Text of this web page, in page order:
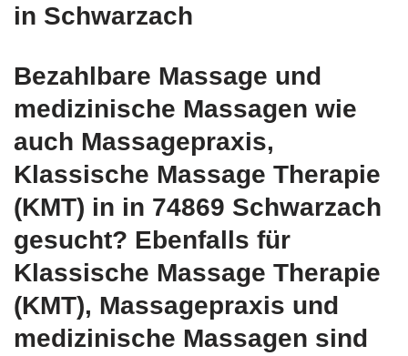
in Schwarzach
Bezahlbare Massage und
medizinische Massagen wie
auch Massagepraxis,
Klassische Massage Therapie
(KMT) in in 74869 Schwarzach
gesucht? Ebenfalls für
Klassische Massage Therapie
(KMT), Massagepraxis und
medizinische Massagen sind